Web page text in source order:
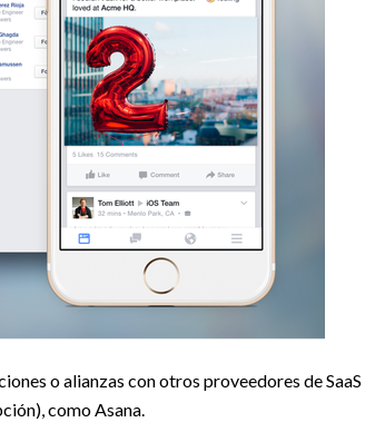
o alianzas con otros proveedores de SaaS
como Asana.